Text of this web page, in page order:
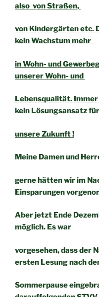
also von Straßen,
von Kindergärten etc.
kein Wachstum mehr
in Wohn- und
unserer Wohn- und
Lebensqualität.
kein Lösungsansatz für
unsere Zukunft !
Meine Damen und
gerne hätten wir im
Einsparungen
Aber jetzt Ende
möglich. Es war
vorgesehen, dass der
ersten Lesung nach
Sommerpause